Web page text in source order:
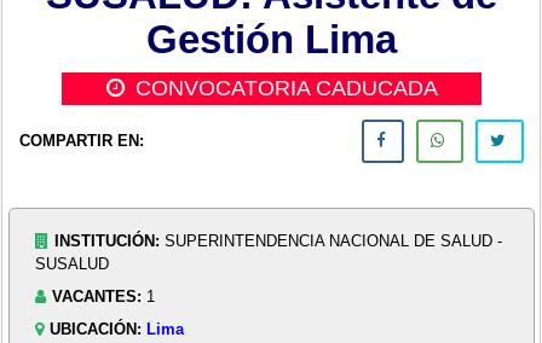
Gestión Lima
CONVOCATORIA CADUCADA
COMPARTIR EN:
INSTITUCIÓN: SUPERINTENDENCIA NACIONAL DE SALUD -
SUSALUD
VACANTES: 1
UBICACIÓN: Lima